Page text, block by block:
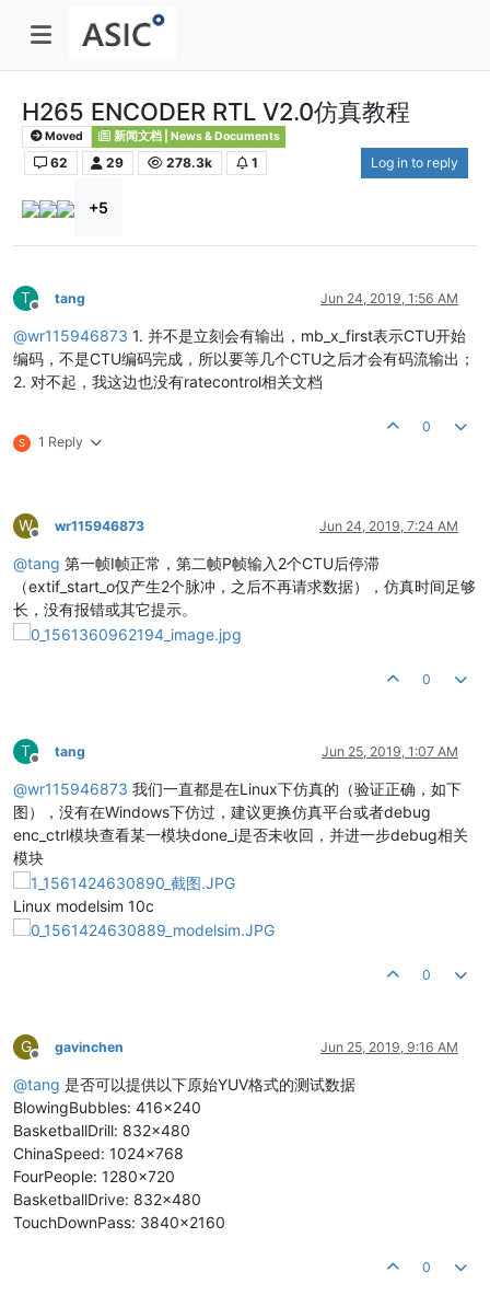
H265 ENCODER RTL V2.0仿真教程
Moved 新闻文档 | News & Documents
62 29 278.3k 1 Log in to reply
+5
T
Offline
tang Jun 24, 2019, 1:56 AM
@wr115946873 1. 并不是立刻会有输出，mb_x_first表示CTU开始
编码，不是CTU编码完成，所以要等几个CTU之后才会有码流输出；
2. 对不起，我这边也没有ratecontrol相关文档
S 1 Reply
0
W
Offline
wr115946873 Jun 24, 2019, 7:24 AM
@tang 第一帧I帧正常，第二帧P帧输入2个CTU后停滞
（extif_start_o仅产生2个脉冲，之后不再请求数据），仿真时间足够
长，没有报错或其它提示。
0
T
Offline
tang Jun 25, 2019, 1:07 AM
@wr115946873 我们一直都是在Linux下仿真的（验证正确，如下
图），没有在Windows下仿过，建议更换仿真平台或者debug
enc_ctrl模块查看某一模块done_i是否未收回，并进一步debug相关
模块
Linux modelsim 10c
0
G
Offline
gavinchen Jun 25, 2019, 9:16 AM
@tang 是否可以提供以下原始YUV格式的测试数据
BlowingBubbles: 416x240
BasketballDrill: 832x480
ChinaSpeed: 1024x768
FourPeople: 1280x720
BasketballDrive: 832x480
TouchDownPass: 3840x2160
0